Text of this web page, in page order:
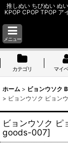
推しぬい ちびぬい ぬ
KPOP CPOP TPOP
メニュー
カテゴリ マイ
ホーム > ビョンウソク
> ビョンウソク ピョン
ビョンウソク
goods-007]